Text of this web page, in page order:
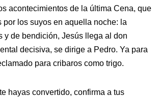
acontecimientos de la última Cena, que
los suyos en aquella noche: la
y de bendición, Jesús llega al don
decisiva, se dirige a Pedro. Ya para
para cribaros como trigo.
hayas convertido, confirma a tus